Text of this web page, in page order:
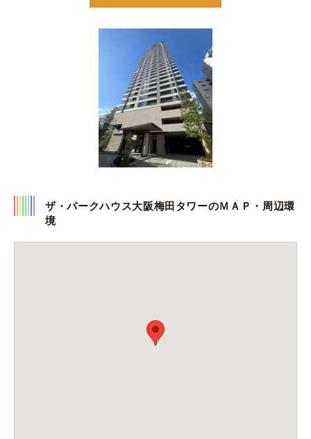
ザ・パークハウス大阪梅田タワーのＭＡＰ・周辺環
境